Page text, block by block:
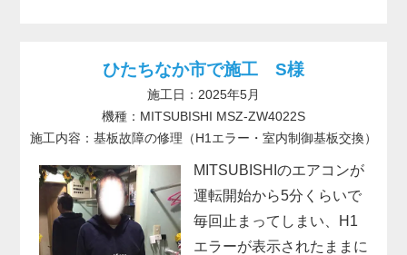
ひたちなか市で施工 S様
施工日：2025年5月
機種：MITSUBISHI MSZ-ZW4022S
施工内容：基板故障の修理（H1エラー・室内制御基板交換）
MITSUBISHIのエアコンが
運転開始から5分くらいで
毎回止まってしまい、H1
エラーが表示されたままに